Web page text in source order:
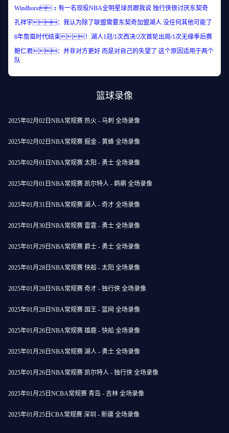
Windhorst：有一名现役NBA全明星球员跟我说 独行侠很讨厌东契奇
孔祥宇：我认为除了联盟需要东契奇加盟湖人 没任何其他可能了
6年詹眉时代结束！湖人1冠/1次西决/2次首轮出局/1次无缘季后赛
鲍仁君：并非对方更好 而是对自己的失望了 这个原因适用于两个
队
篮球录像
2025年02月02日NBA常规赛 热火 - 马刺 全场录像
2025年02月02日NBA常规赛 掘金 - 黄蜂 全场录像
2025年02月01日NBA常规赛 太阳 - 勇士 全场录像
2025年02月01日NBA常规赛 凯尔特人 - 鹈鹕 全场录像
2025年01月31日NBA常规赛 湖人 - 奇才 全场录像
2025年01月30日NBA常规赛 雷霆 - 勇士 全场录像
2025年01月29日NBA常规赛 爵士 - 勇士 全场录像
2025年01月28日NBA常规赛 快船 - 太阳 全场录像
2025年01月28日NBA常规赛 奇才 - 独行侠 全场录像
2025年01月28日NBA常规赛 国王 - 篮网 全场录像
2025年01月26日NBA常规赛 雄鹿 - 快船 全场录像
2025年01月26日NBA常规赛 湖人 - 勇士 全场录像
2025年01月26日NBA常规赛 凯尔特人 - 独行侠 全场录像
2025年01月25日NCBA常规赛 青岛 - 吉林 全场录像
2025年01月25日CBA常规赛 深圳 - 新疆 全场录像